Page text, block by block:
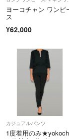
合がございます。
ください。
・色の記載には主
難しい事もござい
------------
こちらのアカウン
営されています。
▼特定商取引法表示
https://fril.jp/ts/
▼返品特約
https://fril.jp/ts/
適格請求書登録番号
ヨーコチャン ワンピ
ス
¥62,000
カジュアルパンツ
1度着用のみ